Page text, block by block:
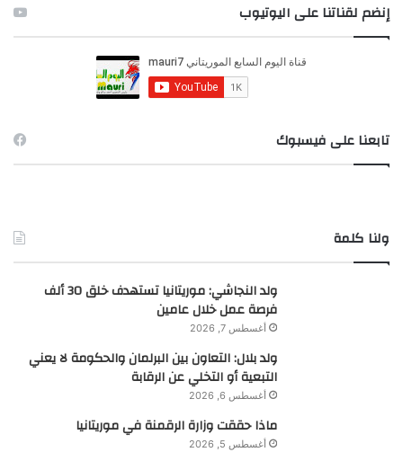
ن
:
إنضم لقناتنا على اليوتيوب
تابعنا على فيسبوك
ولنا كلمة
ولد النجاشي: موريتانيا تستهدف خلق 30 ألف
فرصة عمل خلال عامين
أغسطس 7, 2026
ولد بلال: التعاون بين البرلمان والحكومة لا يعني
التبعية أو التخلي عن الرقابة
أغسطس 6, 2026
ماذا حققت وزارة الرقمنة في موريتانيا
أغسطس 5, 2026